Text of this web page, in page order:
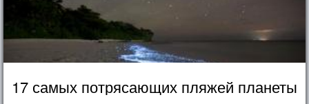
17 самых потрясающих пляжей планеты